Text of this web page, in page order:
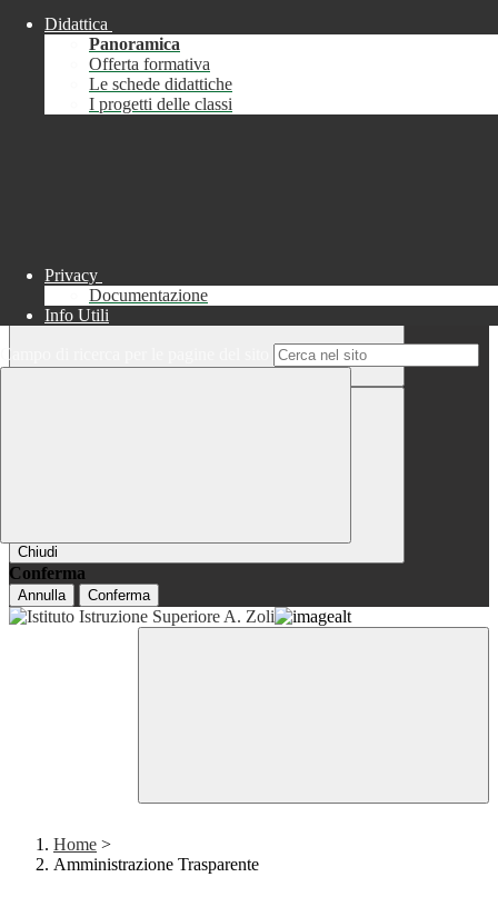
Chiudi
Informazione
Chiudi
Conferma
Annulla Conferma
Didattica
Panoramica
Offerta formativa
Le schede didattiche
I progetti delle classi
Privacy
Documentazione
Info Utili
Campo di ricerca per le pagine del sito
Home >
Amministrazione Trasparente